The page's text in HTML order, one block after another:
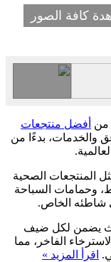
كافة الصور
من أفضل منتجعات
والخدمات، بدءًا من
المنتجعات الصحية
وحمامات السباحة
شاطئه الخاص.
حيث يضمن لكل ضيف
الفاخر، مما
اقرأ المزيد »